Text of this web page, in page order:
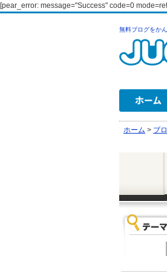
[pear_error: message="Success" code=0
無料ブログをか
ホーム > ブ